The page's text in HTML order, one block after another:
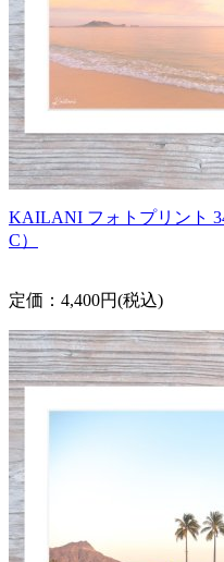
KAILANI フォトプリント
C）
定価：4,400円(税込)